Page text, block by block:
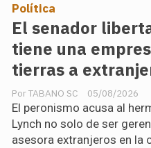
El senador
tiene una
tierras a
TABANO SC
Política
05/08/2026
El peronismo acusa al
Lynch no solo de ser
asesora extranjeros en la